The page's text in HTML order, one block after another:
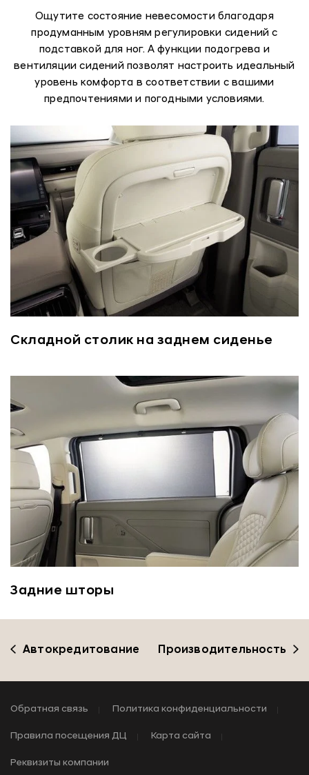
Ощутите состояние невесомости благодаря
продуманным уровням регулировки сидений с
подставкой для ног. А функции подогрева и
вентиляции сидений позволят настроить идеальный
уровень комфорта в соответствии с вашими
предпочтениями и погодными условиями.
Складной столик на заднем сиденье
Задние шторы
Автокредитование Производительность
Обратная связь Политика конфиденциальности
Правила посещения ДЦ Карта сайта
Реквизиты компании